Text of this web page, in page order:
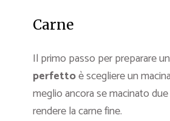
Carne
Il primo passo per preparare un
perfettoè scegliere un
meglio ancora se macinato
rendere la carne fine.